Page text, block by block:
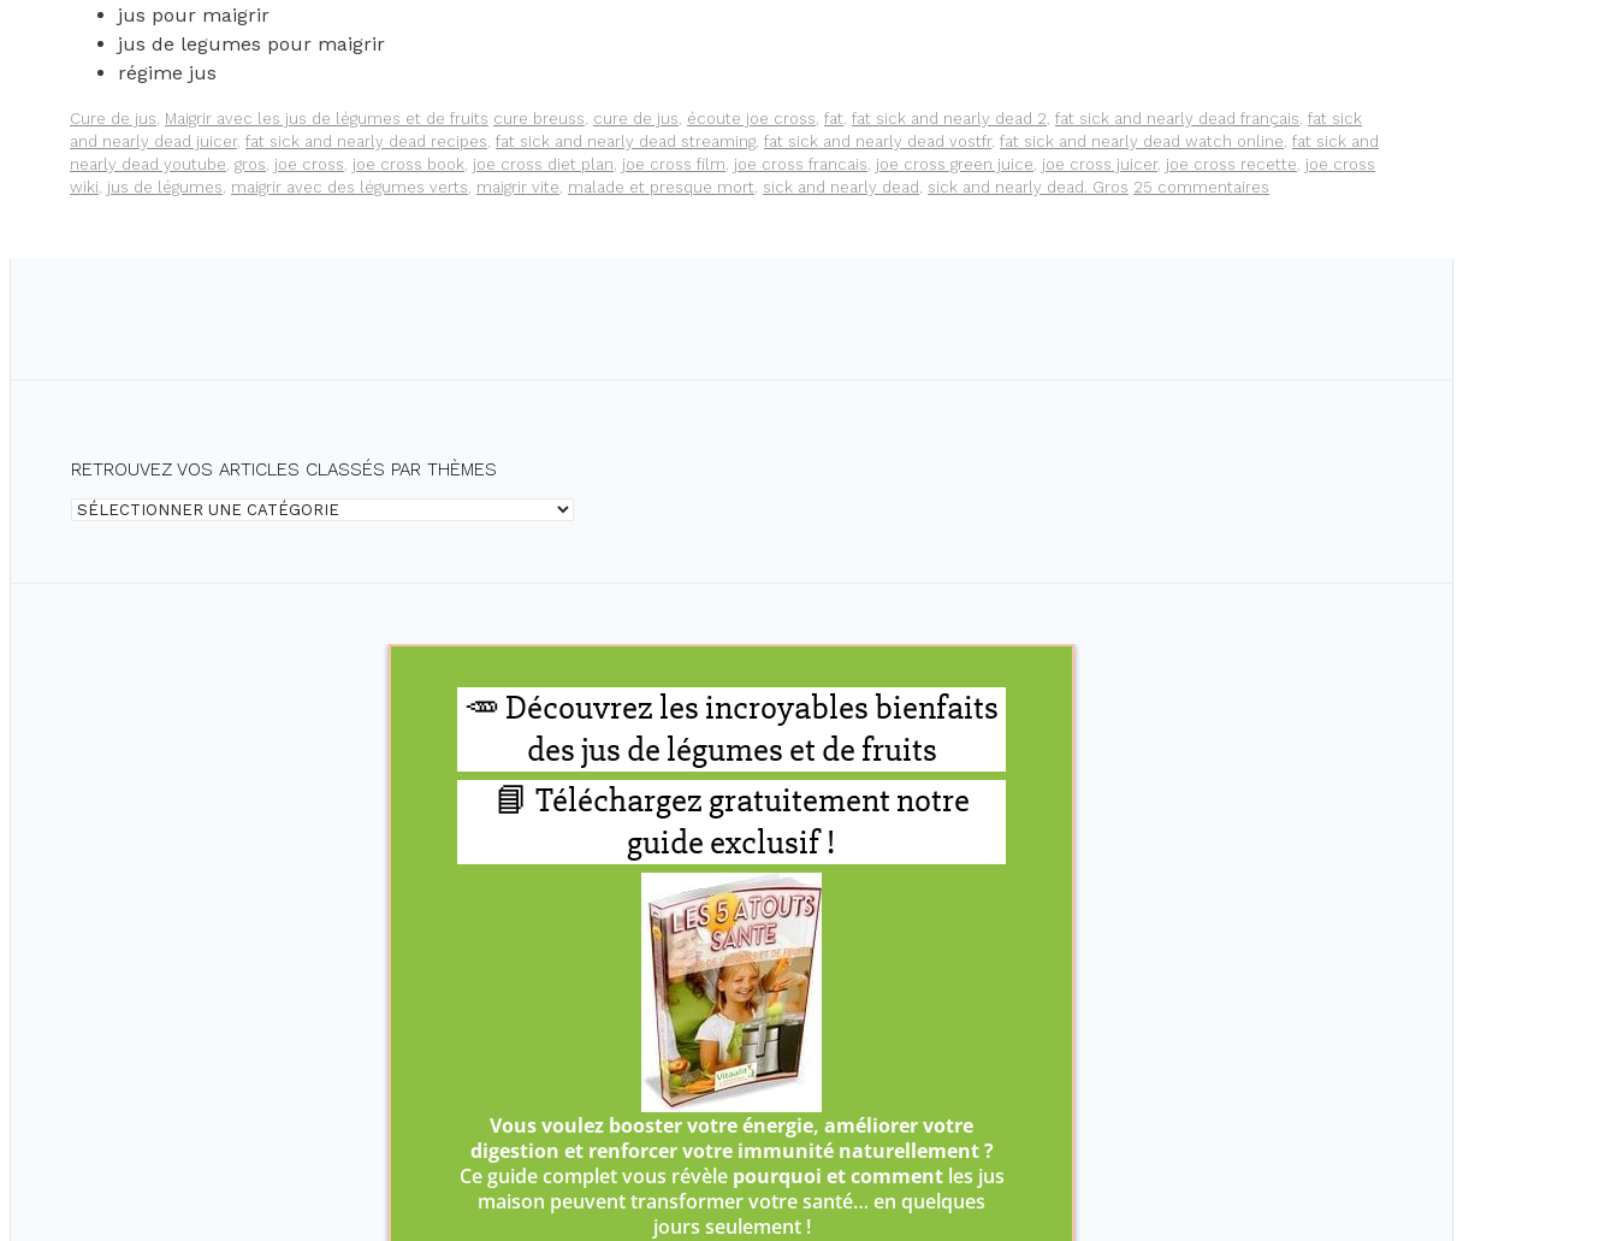
LES
JUS
DE
LÉGUMES
LA
CURE
DE
JUS
jus pour maigrir
jus de legumes pour maigrir
régime jus
Catégories
Cure de jus, Maigrir avec les jus de légumes et de fruits Étiquettes
cure breuss, cure de jus, écoute joe cross, fat, fat sick and nearly dead 2, fat sick and nearly dead français, fat sick
and nearly dead juicer, fat sick and nearly dead recipes, fat sick and nearly dead streaming, fat sick and nearly dead vostfr, fat sick and nearly dead watch online, fat sick and
nearly dead youtube, gros, joe cross, joe cross book, joe cross diet plan, joe cross film, joe cross francais, joe cross green juice, joe cross juicer, joe cross recette, joe cross
wiki, jus de légumes, maigrir avec des légumes verts, maigrir vite, malade et presque mort, sick and nearly dead , sick and nearly dead. Gros 25 commentaires
RETROUVEZ VOS ARTICLES CLASSÉS PAR THÈMES
Retrouvez